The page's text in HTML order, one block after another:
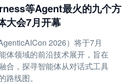
等Agent最火的九个方
大会7月开幕
2026）将于7月
体领域的前沿技术展开，旨在
合，探寻智能体从对话式工具
路线图。